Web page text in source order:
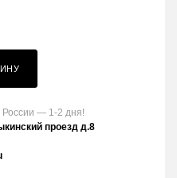
России — 1-2 дня!
проезд д.8